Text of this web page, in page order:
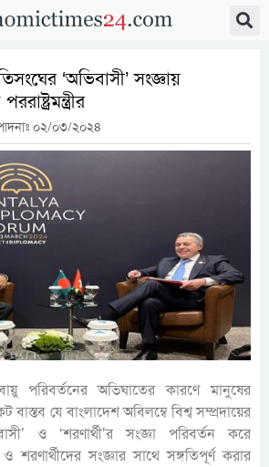
‘অভিবাসী’ সংজ্ঞায়
০২/০৩/২০২৪
পরিবর্তনের অভিঘাতের কারণে মানুষের
বাস্তব যে বাংলাদেশ অবিলম্বে বিশ্ব সম্প্রদায়ের
ও ‘শরণার্থী’র সংজ্ঞা পরিবর্তন করে
শরণার্থীদের সংজ্ঞার সাথে সঙ্গতিপূর্ণ করার